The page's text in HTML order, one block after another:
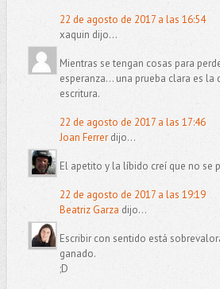
22 de agosto de 2017 a las 16:54
xaquin dijo...
Mientras se tengan cosas para
esperanza... una prueba clara es la
escritura.
22 de agosto de 2017 a las 17:46
Joan Ferrerdijo...
El apetito y la líbido creí que no se
22 de agosto de 2017 a las 19:19
Beatriz Garza dijo...
Escribir con sentido está
ganado.
;D